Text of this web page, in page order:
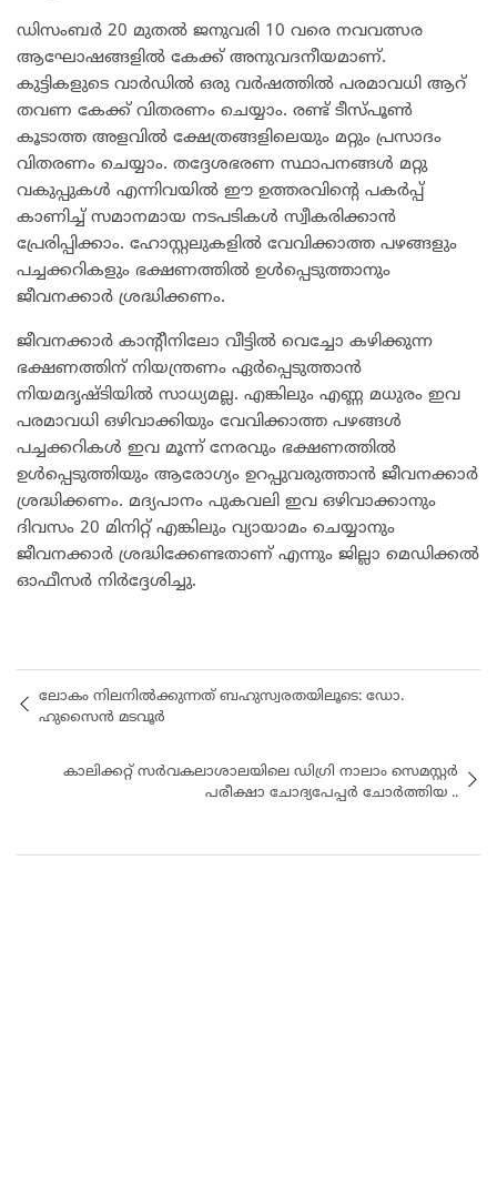
ഡിസംബര്‍ 20 മുതല്‍ ജനുവരി 10 വരെ നവവത്സര
ആഘോഷങ്ങളില്‍ കേക്ക് അനുവദനീയമാണ്.
കുട്ടികളുടെ വാര്‍ഡില്‍ ഒരു വര്‍ഷത്തില്‍ പരമാവധി ആറ്
തവണ കേക്ക് വിതരണം ചെയ്യാം. രണ്ട് ടീസ്പൂണ്‍
കൂടാത്ത അളവില്‍ ക്ഷേത്രങ്ങളിലെയും മറ്റും പ്രസാദം
വിതരണം ചെയ്യാം. തദ്ദേശഭരണ സ്ഥാപനങ്ങള്‍ മറ്റു
വകുപ്പുകള്‍ എന്നിവയില്‍ ഈ ഉത്തരവിന്റെ പകര്‍പ്പ്
കാണിച്ച് സമാനമായ നടപടികള്‍ സ്വീകരിക്കാന്‍
പ്രേരിപ്പിക്കാം. ഹോസ്റ്റലുകളില്‍ വേവിക്കാത്ത പഴങ്ങളും
പച്ചക്കറികളും ഭക്ഷണത്തില്‍ ഉള്‍പ്പെടുത്താനും
ജീവനക്കാര്‍ ശ്രദ്ധിക്കണം.
ജീവനക്കാര്‍ കാന്‍റീനിലോ വീട്ടില്‍ വെച്ചോ കഴിക്കുന്ന
ഭക്ഷണത്തിന് നിയന്ത്രണം ഏര്‍പ്പെടുത്താന്‍
നിയമദൃഷ്ടിയില്‍ സാധ്യമല്ല. എങ്കിലും എണ്ണ മധുരം ഇവ
പരമാവധി ഒഴിവാക്കിയും വേവിക്കാത്ത പഴങ്ങള്‍
പച്ചക്കറികള്‍ ഇവ മൂന്ന് നേരവും ഭക്ഷണത്തില്‍
ഉള്‍പ്പെടുത്തിയും ആരോഗ്യം ഉറപ്പുവരുത്താന്‍ ജീവനക്കാര്‍
ശ്രദ്ധിക്കണം. മദ്യപാനം പുകവലി ഇവ ഒഴിവാക്കാനും
ദിവസം 20 മിനിറ്റ് എങ്കിലും വ്യായാമം ചെയ്യാനും
ജീവനക്കാര്‍ ശ്രദ്ധിക്കേണ്ടതാണ് എന്നും ജില്ലാ മെഡിക്കല്‍
ഓഫീസര്‍ നിര്‍ദ്ദേശിച്ചു.
ലോകം നിലനിൽക്കുന്നത് ബഹുസ്വരതയിലൂടെ: ഡോ.
ഹുസൈൻ മടവൂർ
കാലിക്കറ്റ് സർവകലാശാലയിലെ ഡിഗ്രി നാലാം സെമസ്റ്റർ
പരീക്ഷാ ചോദ്യപേപ്പർ ചോർത്തിയ ..